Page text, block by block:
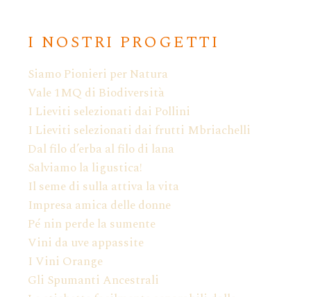
I NOSTRI PROGETTI
Siamo Pionieri per Natura
Vale 1MQ di Biodiversità
I Lieviti selezionati dai Pollini
I Lieviti selezionati dai frutti Mbriachelli
Dal filo d’erba al filo di lana
Salviamo la ligustica!
Il seme di sulla attiva la vita
Impresa amica delle donne
Pé nin perde la sumente
Vini da uve appassite
I Vini Orange
Gli Spumanti Ancestrali